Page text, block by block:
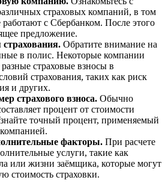
страховых компаний, в том
работают с Сбербанком. После этого
предложение.
страхования. Обратите внимание на
в полис. Некоторые компании
страховые взносы в
страхования, таких как риск
и других.
страхового взноса. Обычно
процент от стоимости
точный процент, применяемый
факторы. При расчете
услуги, такие как
или жизни заёмщика, которые могут
стоимость страховки.